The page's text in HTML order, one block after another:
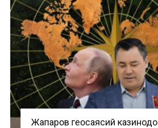
Жапаров геосаясий казинодо